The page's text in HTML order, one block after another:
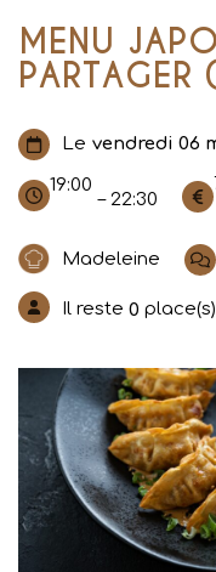
MENU
Le vendredi 06
19:00
– 22:30
Madeleine
Il reste 0 place(s)